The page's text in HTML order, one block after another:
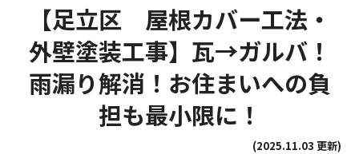
【足立区 屋根カバー工法・
外壁塗装工事】瓦→ガルバ！
雨漏り解消！お住まいへの負
担も最小限に！
(2025.11.03 更新)